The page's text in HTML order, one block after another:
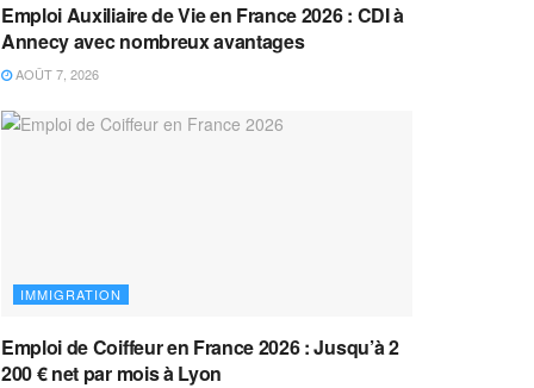
Emploi Auxiliaire de Vie en France 2026 : CDI à
Annecy avec nombreux avantages
AOÛT 7, 2026
IMMIGRATION
Emploi de Coiffeur en France 2026 : Jusqu’à 2
200 € net par mois à Lyon